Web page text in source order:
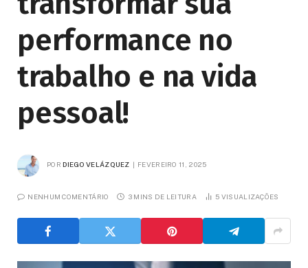
performance no
trabalho e na vida
pessoal!
POR DIEGO VELÁZQUEZ FEVEREIRO 11, 2025
NENHUM COMENTÁRIO 3 MINS DE LEITURA 5 VISUALIZAÇÕES